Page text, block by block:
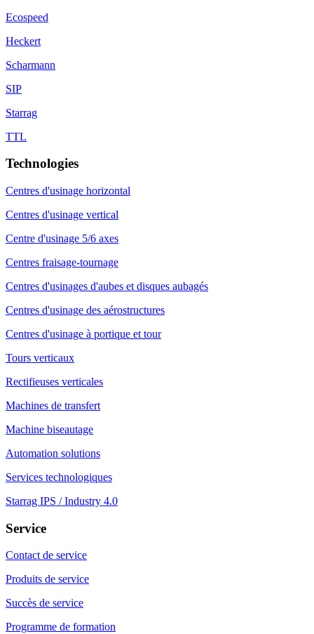
Ecospeed
Heckert
Scharmann
SIP
Starrag
TTL
Technologies
Centres d'usinage horizontal
Centres d'usinage vertical
Centre d'usinage 5/6 axes
Centres fraisage-tournage
Centres d'usinages d'aubes et disques aubagés
Centres d'usinage des aérostructures
Centres d'usinage à portique et tour
Tours verticaux
Rectifieuses verticales
Machines de transfert
Machine biseautage
Automation solutions
Services technologiques
Starrag IPS / Industry 4.0
Service
Contact de service
Produits de service
Succès de service
Programme de formation